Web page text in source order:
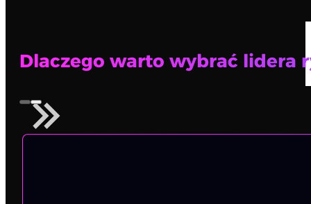
Dlaczego warto wybrać lidera